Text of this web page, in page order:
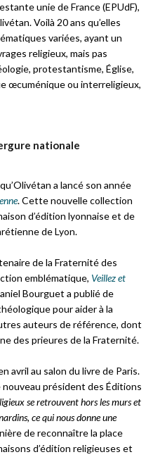
unie de France (EPUdF),
Voilà 20 ans qu’elles
variées, ayant un
religieux, mais pas
protestantisme, Église,
œcuménique ou interreligieux,
nationale
a lancé son année
. Cette nouvelle collection
d’édition lyonnaise et de
de Lyon.
de la Fraternité des
emblématique, Veillez et
Bourguet a publié de
pour aider à la
auteurs de référence, dont
des prieures de la Fraternité.
avril au salon du livre de Paris.
nouveau président des Éditions
se retrouvent hors les murs et
ce qui nous donne une
de reconnaître la place
d’édition religieuses et